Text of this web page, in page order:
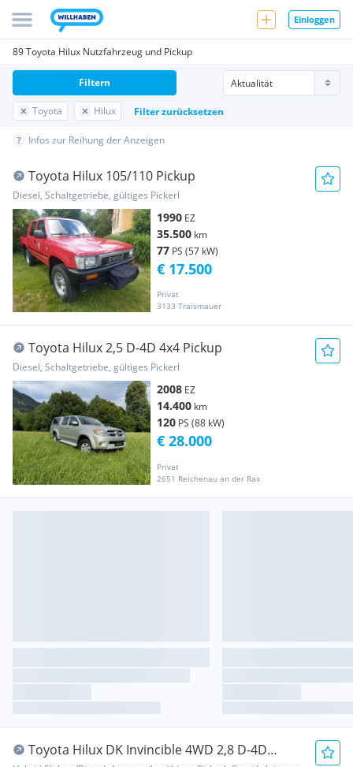
Einloggen
89 Toyota Hilux Nutzfahrzeug und Pickup
Toyota Hilux Filter zurücksetzen
Filtern
Infos zur Reihung der Anzeigen
Toyota Hilux 105/110 Pickup
Diesel, Schaltgetriebe, gültiges Pickerl
1990 EZ
35.500 km
77 PS (57 kW)
Privat
3133 Traismauer
€ 17.500
Toyota Hilux 2,5 D-4D 4x4 Pickup
Diesel, Schaltgetriebe, gültiges Pickerl
2008 EZ
14.400 km
120 PS (88 kW)
Privat
2651 Reichenau an der Rax
€ 28.000
Toyota Hilux DK Invincible 4WD 2,8 D-4D